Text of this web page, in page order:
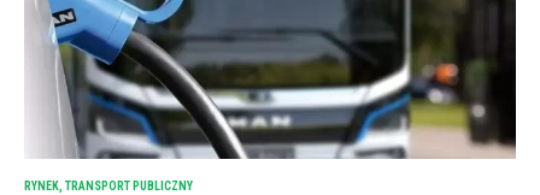
RYNEK TRANSPORT PUBLICZNY